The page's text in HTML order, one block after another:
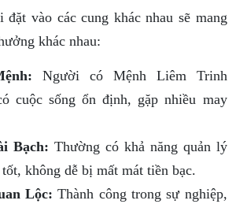
vào các cung khác nhau sẽ mang
khác nhau:
Người có Mệnh Liêm Trinh
cuộc sống ổn định, gặp nhiều may
Bạch: Thường có khả năng quản lý
không dễ bị mất mát tiền bạc.
Lộc: Thành công trong sự nghiệp,